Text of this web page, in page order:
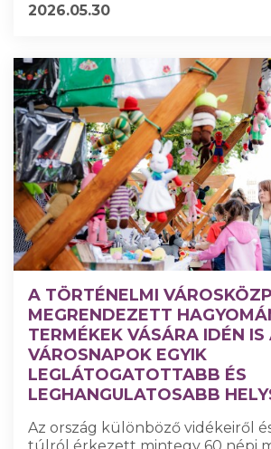
2026.05.30
A TÖRTÉNELMI
MEGRENDEZETT
TERMÉKEK VÁSÁRA IDÉN IS
VÁROSNAPOK EGYIK
LEGLÁTOGATOTTABB ÉS
LEGHANGULATOSABB
Az ország különböző vidékeiről